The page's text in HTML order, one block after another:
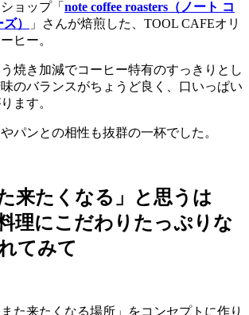
ョップ「 note coffee roasters（ノート コ
）
」さんが焙煎した、TOOL CAFEオリ
ヒー。
う焼き加減でコーヒー特有のすっきりとし
のバランスがちょうど良く、口いっぱい
ます。
パンとの相性も抜群の一杯でした。
来たくなる」と思うは
理にこだわりたっぷりな
てみて
た来たくなる場所」をコンセプトに作り